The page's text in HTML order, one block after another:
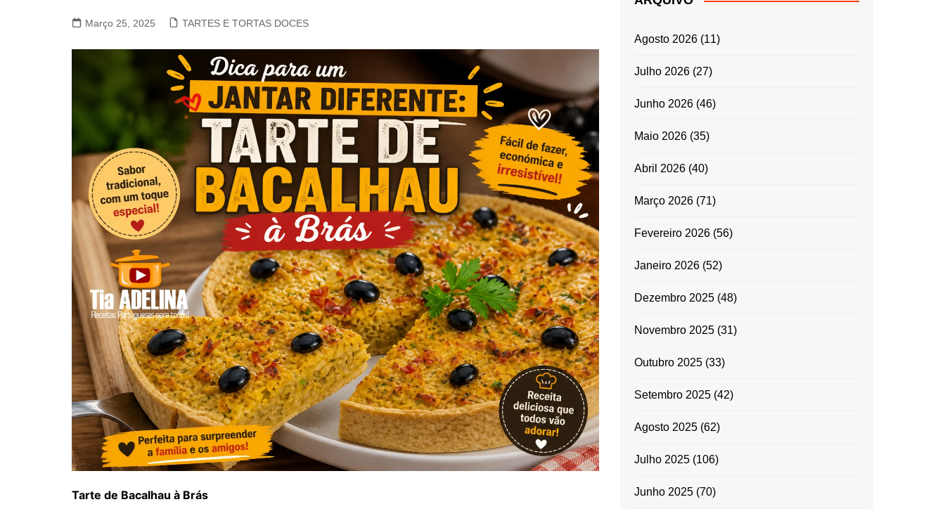
VACA, VITELA, NOVILHO
ENTRADAS E
GRATINADOS
MASSAS
TEMPEROS
MICRO-ONDAS
PORTUGUESA
Março 25, 2025 TARTES E TORTAS DOCES
Tarte de Bacalhau à Brás
Agosto 2026 (11)
Julho 2026 (27)
Junho 2026 (46)
Maio 2026 (35)
Abril 2026 (40)
Março 2026 (71)
Fevereiro 2026 (56)
Janeiro 2026 (52)
Dezembro 2025 (48)
Novembro 2025 (31)
Outubro 2025 (33)
Setembro 2025 (42)
Agosto 2025 (62)
Julho 2025 (106)
Junho 2025 (70)